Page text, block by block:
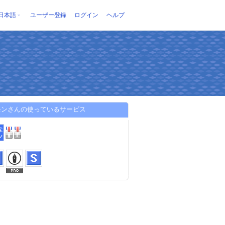
本語 ユーザー登録 ログイン ヘルプ
ンさんの使っているサービス